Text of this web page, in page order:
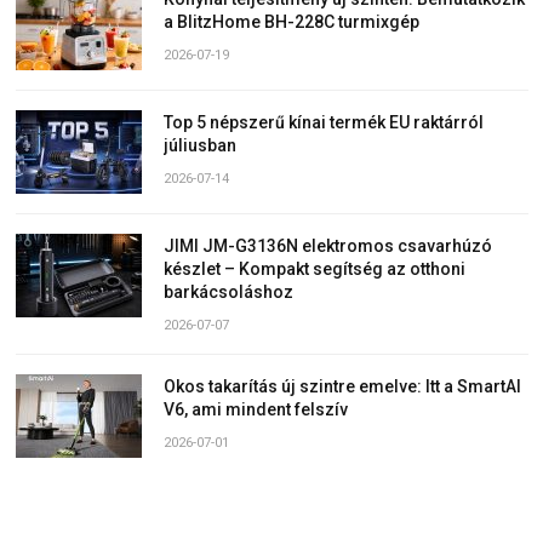
a BlitzHome BH-228C turmixgép
2026-07-19
Top 5 népszerű kínai termék EU raktárról
júliusban
2026-07-14
JIMI JM-G3136N elektromos csavarhúzó
készlet – Kompakt segítség az otthoni
barkácsoláshoz
2026-07-07
Okos takarítás új szintre emelve: Itt a SmartAI
V6, ami mindent felszív
2026-07-01